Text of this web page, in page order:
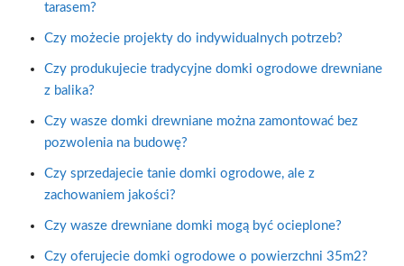
tarasem?
Czy możecie projekty do indywidualnych potrzeb?
Czy produkujecie tradycyjne domki ogrodowe drewniane
z balika?
Czy wasze domki drewniane można zamontować bez
pozwolenia na budowę?
Czy sprzedajecie tanie domki ogrodowe, ale z
zachowaniem jakości?
Czy wasze drewniane domki mogą być ocieplone?
Czy oferujecie domki ogrodowe o powierzchni 35m2?